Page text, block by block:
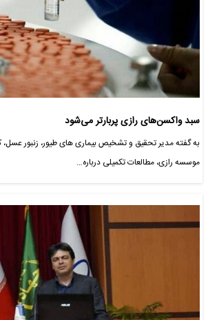
سبد واکسن‌های رازی پربارتر می‌شود
به گفته مدیر تحقیق و تشخیص بیماری های طیور، زنبور
موسسه رازی، مطالعات تکمیلی درباره…